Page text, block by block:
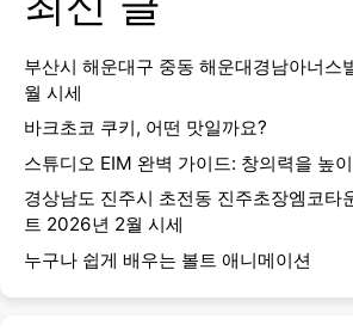
부산시 해운대구 중동 해운대경남아너
월 시세
바크초코 쿠키, 어떤 맛일까요?
스튜디오 EIM 완벽 가이드: 창의력을 높
경상남도 진주시 초전동 진주초장엠코타
트 2026년 2월 시세
누구나 쉽게 배우는 볼트 애니메이션